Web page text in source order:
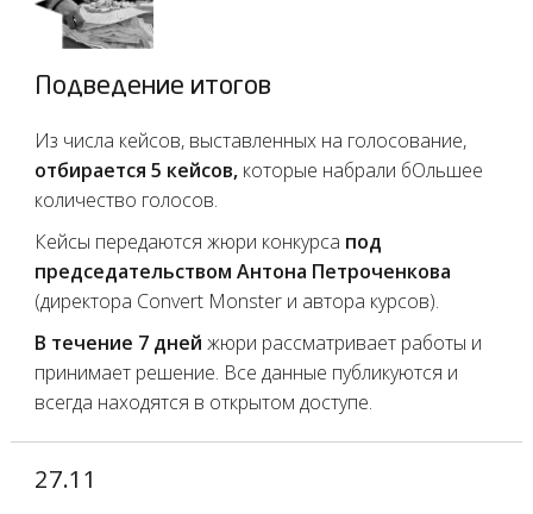
Подведение итогов
Из числа кейсов, выставленных на голосование,
отбирается 5 кейсов,которые набрали бОльшее
количество голосов.
Кейсы передаются жюри конкурса под
председательством Антона Петроченкова
(директора Convert Monster и автора курсов).
В течение 7 дней жюри рассматривает работы и
принимает решение. Все данные публикуются и
всегда находятся в открытом доступе.
27.11